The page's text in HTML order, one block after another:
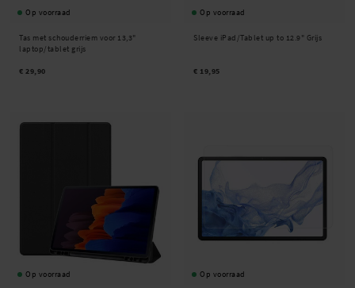
Op voorraad
Tas met schouderriem voor 13,3"
laptop/tablet grijs
€ 29,90
Op voorraad
Sleeve iPad/Tablet up to 12.9" Grijs
€ 19,95
Op voorraad Op voorraad